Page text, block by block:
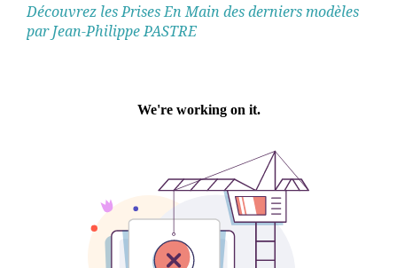
Découvrez les Prises En Main des derniers modèles
par Jean-Philippe PASTRE